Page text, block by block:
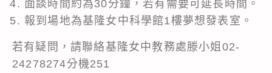
面談時間約為30分鐘，若有需要可延長時間。
報到場地為基隆女中科學館1樓夢想發表室。
若有疑問，請聯絡基隆女中教務處滕小姐02-
24278274分機251